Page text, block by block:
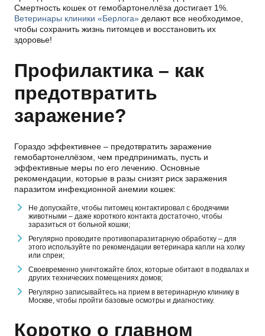
Смертность кошек от гемобартонеллёза достигает 1%.
Ветеринары клиники «Берлога» делают все необходимое,
чтобы сохранить жизнь питомцев и восстановить их
здоровье!
Профилактика – как
предотвратить
заражение?
Гораздо эффективнее – предотвратить заражение
гемобартонеллёзом, чем предпринимать, пусть и
эффективные меры по его лечению. Основные
рекомендации, которые в разы снизят риск заражения
паразитом инфекционной анемии кошек:
Не допускайте, чтобы питомец контактировал с бродячими
животными – даже короткого контакта достаточно, чтобы
заразиться от больной кошки;
Регулярно проводите противопаразитарную обработку – для
этого используйте по рекомендации ветеринара капли на холку
или спреи;
Своевременно уничтожайте блох, которые обитают в подвалах и
других технических помещениях домов;
Регулярно записывайтесь на прием в ветеринарную клинику в
Москве, чтобы пройти базовые осмотры и диагностику.
Коротко о главном